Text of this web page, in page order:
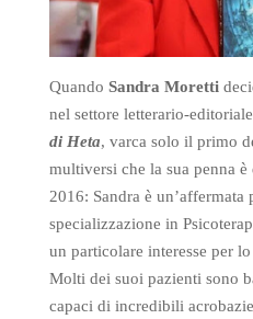
Quando Sandra Moretti
nel settore letterario-
di Heta, varca solo il primo
multiversi che la sua penna
2016: Sandra è un’affermata
specializzazione in
un particolare interesse per
Molti dei suoi pazienti sono
capaci di incredibili